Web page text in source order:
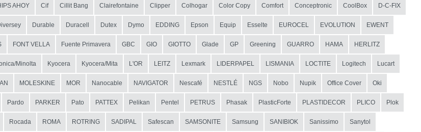
AHOY Cif Cillit Bang Clairefontaine Clipper Colhogar Color Copy Comfort Conceptronic CoolBox D-C-FIX
Durable Duracell Dutex Dymo EDDING Epson Equip Esselte EUROCEL EVOLUTION EWENT
FONT VELLA Fuente Primavera GBC GIO GIOTTO Glade GP Greening GUARRO HAMA HERLITZ
Minolta Kyocera Kyocera/Mita L'OR LEITZ Lexmark LIDERPAPEL LISMANIA LOCTITE Logitech Lucart
MOLESKINE MOR Nanocable NAVIGATOR Nescafé NESTLÉ NGS Nobo Nupik Office Cover Oki
Pardo PARKER Pato PATTEX Pelikan Pentel PETRUS Phasak PlasticForte PLASTIDECOR PLICO Plok
Rocada ROMA ROTRING SADIPAL Safescan SAMSONITE Samsung SANIBIOK Sanissimo Sanytol